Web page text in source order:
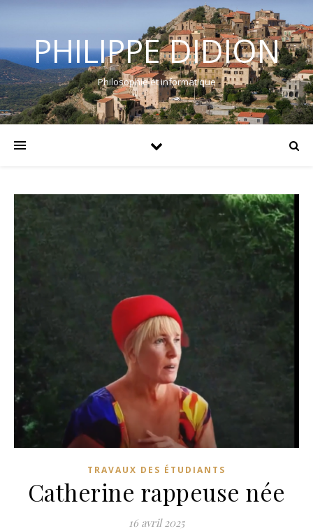
PHILIPPE DIDION
Philosophie et informatique
TRAVAUX DES ÉTUDIANTS
Catherine rappeuse née
16 avril 2025